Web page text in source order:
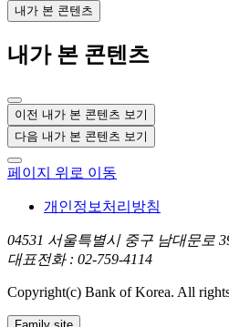
내가 본 콘텐츠
내가 본 콘텐츠
이전 내가 본 콘텐츠 보기
다음 내가 본 콘텐츠 보기
페이지 위로 이동
개인정보처리방침
04531 서울특별시 중구 남대문로
대표전화 : 02-759-4114
Copyright(c) Bank of Korea. All
Family site